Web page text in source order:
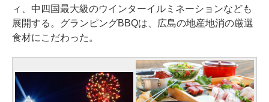
ィ、中四国最大級のウインターイルミネーションなども
展開する。グランピングBBQは、広島の地産地消の厳選
食材にこだわった。